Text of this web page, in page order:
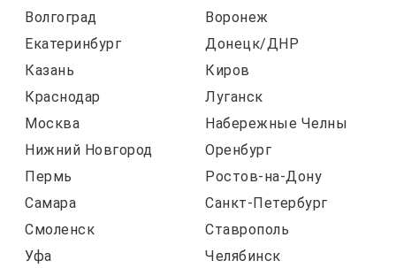
Волгоград
Воронеж
Екатеринбург
Донецк/ДНР
Казань
Киров
Краснодар
Луганск
Москва
Набережные Челны
Нижний Новгород
Оренбург
Пермь
Ростов-на-Дону
Самара
Санкт-Петербург
Смоленск
Ставрополь
Уфа
Челябинск